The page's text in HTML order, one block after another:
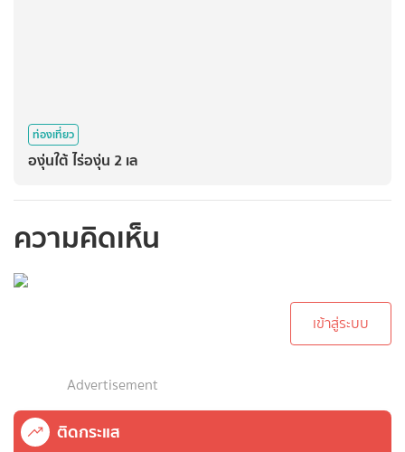
ท่องเที่ยว
องุ่นใต้ ไร่องุ่น 2 เล
ความคิดเห็น
เข้าสู่ระบบ
Advertisement
ติดกระแส